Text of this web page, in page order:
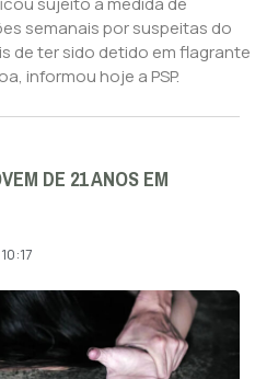
semanais por suspeitas do
de ter sido detido em flagrante
informou hoje a PSP.
DE 21 ANOS EM
10:17